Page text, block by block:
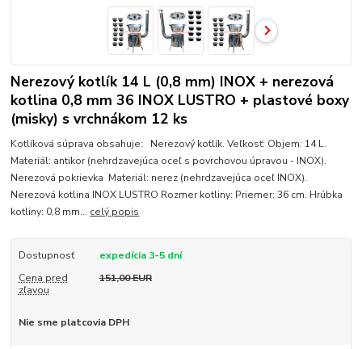
Nerezový kotlík 14 L (0,8 mm) INOX + nerezová
kotlina 0,8 mm 36 INOX LUSTRO + plastové boxy
(misky) s vrchnákom 12 ks
Kotlíková súprava obsahuje: Nerezový kotlík. Veľkosť: Objem: 14 L.
Materiál: antikor (nehrdzavejúca oceľ s povrchovou úpravou - INOX).
Nerezová pokrievka Materiál: nerez (nehrdzavejúca oceľ INOX).
Nerezová kotlina INOX LUSTRO Rozmer kotliny: Priemer: 36 cm. Hrúbka
kotliny: 0,8 mm... celý popis
Dostupnosť
expedícia 3-5 dní
Cena pred
zľavou
151,00 EUR
Nie sme platcovia DPH